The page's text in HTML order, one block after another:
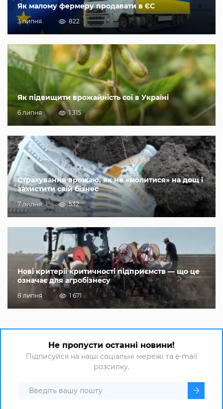
Як малому фермеру продавати в ЄС
3 липня 822
Як підвищити врожайність сої в Україні
6 липня 1 315
Страхування врожаю, як не «молитися» на дощ і
захистити свій бізнес
7 липня 532
Нові критерії критичності підприємств — що це
означає для агробізнесу
8 липня 1 671
Не пропусти останні новини!
Підписуйся на наші соціальні мережі та e-mail
розсилку.